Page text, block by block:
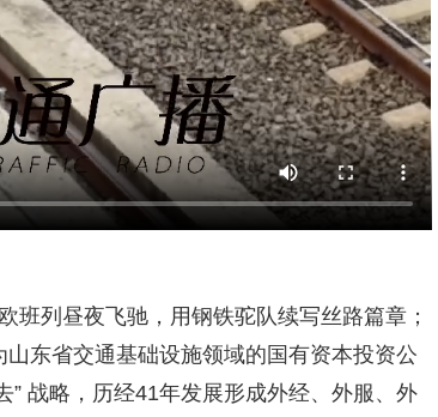
班列昼夜飞驰，用钢铁驼队续写丝路篇章；
东省交通基础设施领域的国有资本投资公
” 战略，历经41年发展形成外经、外服、外